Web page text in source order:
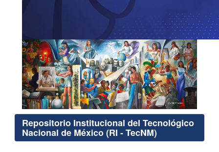
Repositorio Institucional del Tecnológico
Nacional de México (RI - TecNM)